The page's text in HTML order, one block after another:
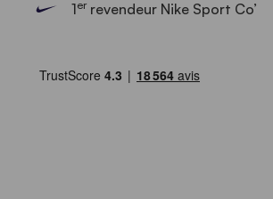
1errevendeur Nike Sport Co’